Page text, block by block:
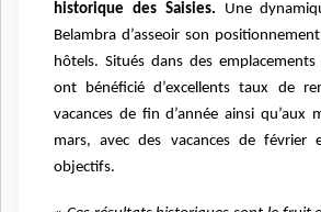
historique des Saisies. Une
Belambra d’asseoir son
hôtels. Situés dans des
ont bénéficié d’excellents taux de
vacances de fin d’année ainsi qu’aux
mars, avec des vacances de février
objectifs.